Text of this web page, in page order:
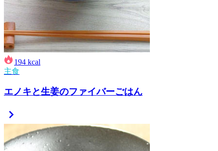
194 kcal
主食
エノキと生姜のファイバーごはん